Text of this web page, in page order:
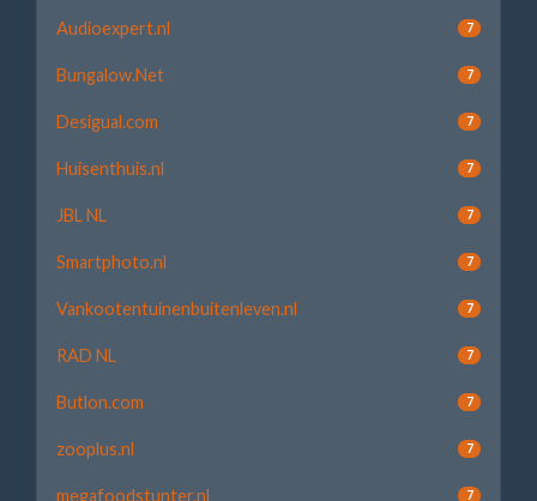
Audioexpert.nl 7
Bungalow.Net 7
Desigual.com 7
Huisenthuis.nl 7
JBL NL 7
Smartphoto.nl 7
Vankootentuinenbuitenleven.nl 7
RAD NL 7
Butlon.com 7
zooplus.nl 7
megafoodstunter.nl 7